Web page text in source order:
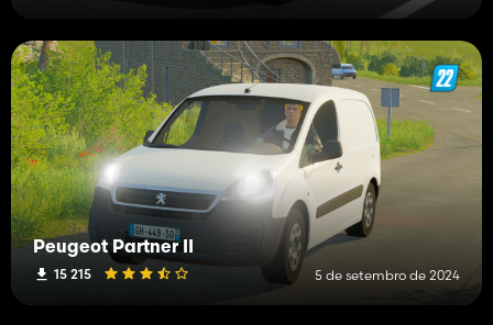
Peugeot Partner II
15 215 5 de setembro de 2024